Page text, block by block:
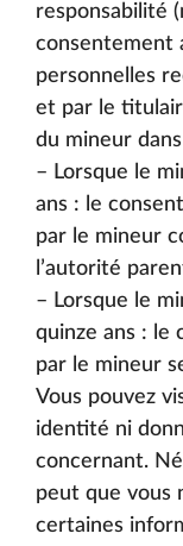
responsabilité
consentement
personnelles
et par le
du mineur
– Lorsque le
ans : le
par le mineur
l’autorité
– Lorsque le
quinze ans : le
par le mineur
Vous pouvez
identité ni
concernant.
peut que vous
certaines